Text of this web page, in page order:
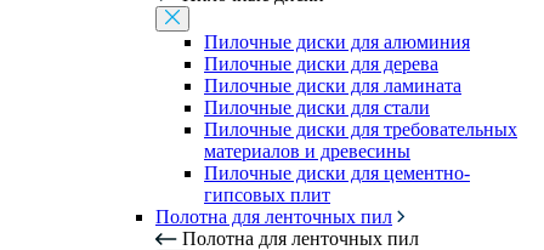
Пилочные диски для алюминия
Пилочные диски для дерева
Пилочные диски для ламината
Пилочные диски для стали
Пилочные диски для требовательных
материалов и древесины
Пилочные диски для цементно-
гипсовых плит
Полотна для ленточных пил
Полотна для ленточных пил